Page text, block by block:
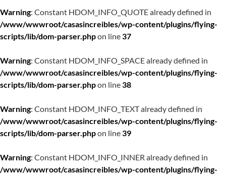
Warning: Constant HDOM_INFO_QUOTE already defined in
/www/wwwroot/casasincreibles/wp-content/plugins/flying-
scripts/lib/dom-parser.phpon line37
Warning: Constant HDOM_INFO_SPACE already defined in
/www/wwwroot/casasincreibles/wp-content/plugins/flying-
scripts/lib/dom-parser.phpon line38
Warning: Constant HDOM_INFO_TEXT already defined in
/www/wwwroot/casasincreibles/wp-content/plugins/flying-
scripts/lib/dom-parser.phpon line39
Warning: Constant HDOM_INFO_INNER already defined in
/www/wwwroot/casasincreibles/wp-content/plugins/flying-